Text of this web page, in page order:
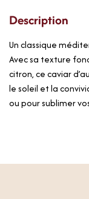
Description
Un classique
Avec sa texture
citron, ce caviar
le soleil et la
ou pour sublimer